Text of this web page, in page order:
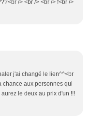
/> <br /> <br /> f<br />
j'ai changé le lien^^<br
chance aux personnes qui
le deux au prix d'un !!!